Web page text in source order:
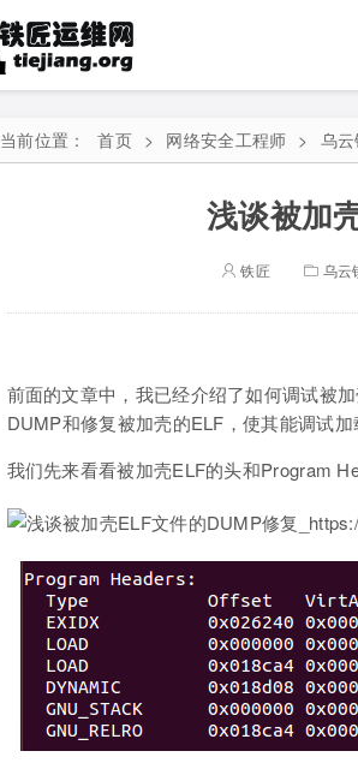
当前位置： 首页 > 网络安全工程师 > 乌
浅谈被加
铁匠 乌云
前面的文章中，我已经介绍了如何调试被
DUMP和修复被加壳的ELF，使其能调试加
我们先来看看被加壳ELF的头和Program